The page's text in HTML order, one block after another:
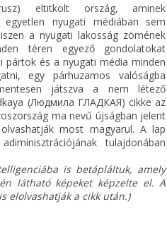
eltitkolt ország, aminek
nyugati médiában sem
a nyugati lakosság zömének
téren egyező gondolatokat
pártok és a nyugati média minden
egy párhuzamos valóságba
játszva a nem létező
(Людмила ГЛАДКАЯ) cikke az
ma nevű újságban jelent
most magyarul. A lap
tulajdonában
is betápláltuk, amely
látható képeket képzelte el. A
elolvashatják a cikk után.)